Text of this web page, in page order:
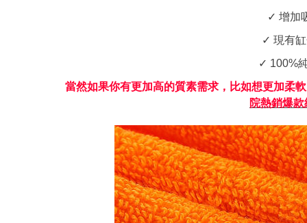
✓ 增加
✓ 現有
✓ 100%
當然如果你有更加高的質素需求，比如想更加柔
院熱銷爆